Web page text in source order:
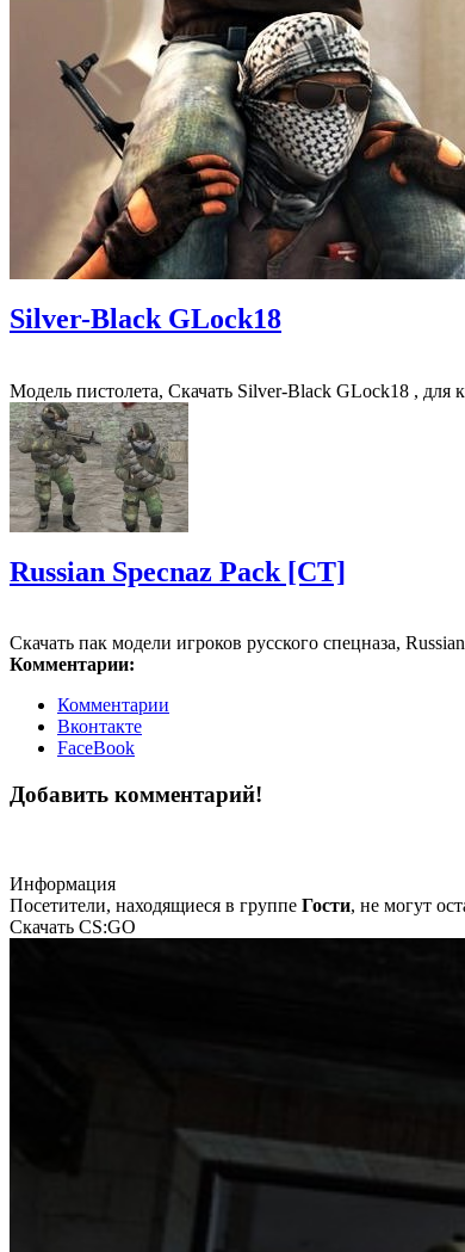
Silver-Black GLock18
Модель пистолета, Скачать Silver-Black GLock18 ,
Russian Specnaz Pack [CT]
Скачать пак модели игроков русского спецназа,
Комментарии:
Комментарии
Вконтакте
FaceBook
Добавить комментарий!
Информация
Посетители, находящиеся в группе Гости, не могут
Скачать CS:GO